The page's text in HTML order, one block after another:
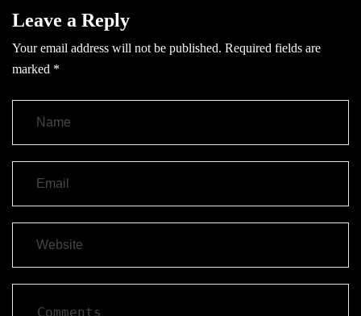
Leave a Reply
Your email address will not be published. Required fields are
marked *